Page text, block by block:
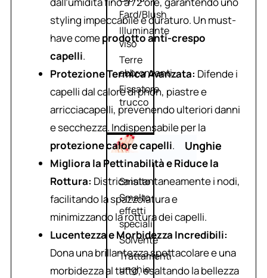
Fard/Blush
Illuminante
viso
Terre
abbronzanti
Fissatore
trucco
Unghie
Smalto
Smalto
effetti
speciali
Solvente
Trattamenti
unghie
styling impeccabile e duraturo. Un must-
have comeprodotto anti-crespo
capelli.
Protezione Termica Avanzata: Difende i
capelli dal calore di phon, piastre e
arricciacapelli, prevenendo ulteriori danni
e secchezza. Indispensabile per la
protezione calore capelli.
Migliora la Pettinabilità e Riduce la
Rottura: Districa istantaneamente i nodi,
facilitando la spazzolatura e
minimizzando la rottura dei capelli.
Lucentezza e Morbidezza Incredibili:
Dona una brillantezza spettacolare e una
morbidezza al tatto, esaltando la bellezza